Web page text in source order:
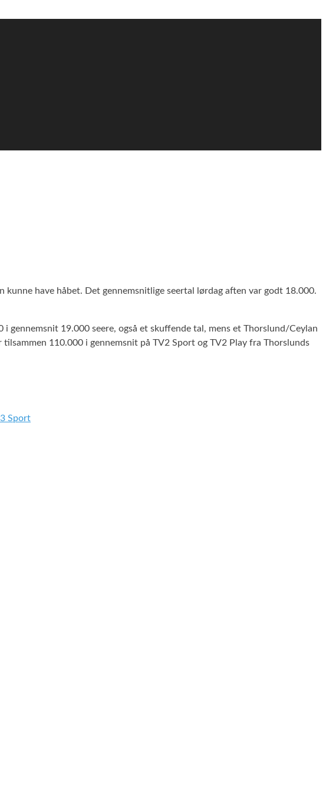
have håbet. Det gennemsnitlige seertal lørdag aften var godt 18.000.
gennemsnit 19.000 seere, også et skuffende tal, mens et Thorslund/Ceylan
110.000 i gennemsnit på TV2 Sport og TV2 Play fra Thorslunds
Sport